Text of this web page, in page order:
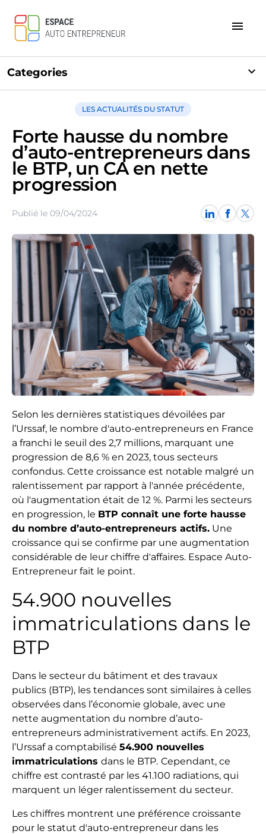
menu
Categories expand_more
LES ACTUALITÉS DU STATUT
Forte hausse du nombre
d’auto-entrepreneurs dans
le BTP, un CA en nette
progression
Publié le 09/04/2024
Selon les dernières statistiques dévoilées par
l’Urssaf, le nombre d'auto-entrepreneurs en France
a franchi le seuil des 2,7 millions, marquant une
progression de 8,6 % en 2023, tous secteurs
confondus. Cette croissance est notable malgré un
ralentissement par rapport à l'année précédente,
où l'augmentation était de 12 %. Parmi les secteurs
en progression, le BTP connaît une forte hausse
du nombre d’auto-entrepreneurs actifs. Une
croissance qui se confirme par une augmentation
considérable de leur chiffre d'affaires. Espace Auto-
Entrepreneur fait le point.
54.900 nouvelles
immatriculations dans le
BTP
Dans le secteur du bâtiment et des travaux
publics (BTP), les tendances sont similaires à celles
observées dans l’économie globale, avec une
nette augmentation du nombre d’auto-
entrepreneurs administrativement actifs. En 2023,
l’Urssaf a comptabilisé 54.900 nouvelles
immatriculations dans le BTP. Cependant, ce
chiffre est contrasté par les 41.100 radiations, qui
marquent un léger ralentissement du secteur.
Les chiffres montrent une préférence croissante
pour le statut d'auto-entrepreneur dans les